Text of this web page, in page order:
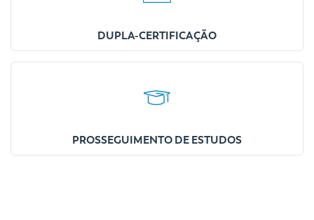
DUPLA-CERTIFICAÇÃO
PROSSEGUIMENTO DE ESTUDOS